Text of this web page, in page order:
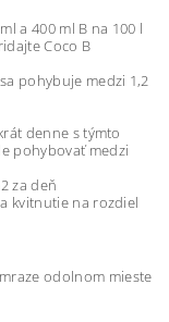
a 400 ml B na 100 l
Coco B
pohybuje medzi 1,2
denne s týmto
pohybovať medzi
za deň
kvitnutie na rozdiel
odolnom mieste